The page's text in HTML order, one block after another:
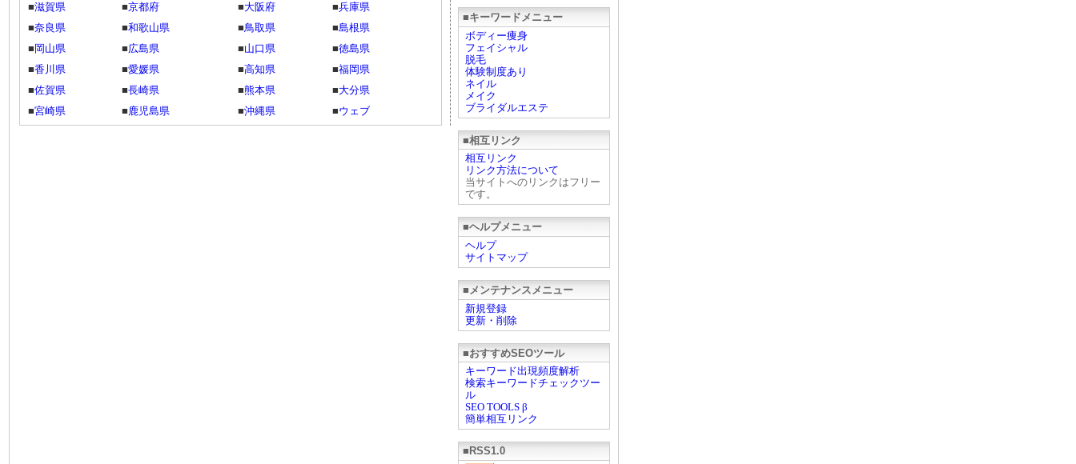
■キーワードメニュー
ボディー痩身
フェイシャル
脱毛
体験制度あり
ネイル
メイク
ブライダルエステ
■相互リンク
相互リンク
リンク方法について
当サイトへのリンクはフリー
です。
■ヘルプメニュー
ヘルプ
サイトマップ
■メンテナンスメニュー
新規登録
更新・削除
■おすすめSEOツール
キーワード出現頻度解析
検索キーワードチェックツー
ル
SEO TOOLS β
簡単相互リンク
■RSS1.0
■滋賀県 ■京都府 ■大阪府 ■兵庫県
■奈良県 ■和歌山県 ■鳥取県 ■島根県
■ 岡山県 ■広島県 ■山口県 ■徳島県
■香川県 ■愛媛県 ■高知県 ■福岡県
■佐賀県 ■長崎県 ■熊本県 ■大分県
■宮崎県 ■鹿児島県 ■沖縄県 ■ウェブ